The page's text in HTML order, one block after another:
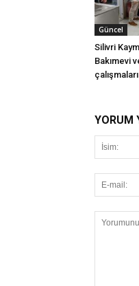
Güncel
Silivri
Bakımevi
YORUM